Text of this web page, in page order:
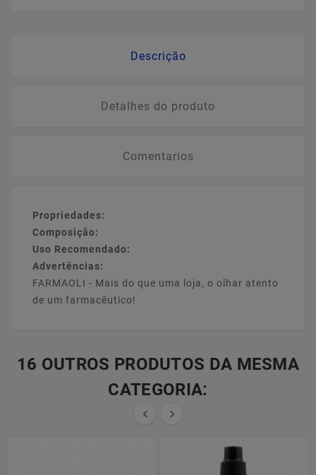
Descrição
Detalhes do produto
Comentarios
Propriedades:
Composição:
Uso Recomendado:
Advertências:
FARMAOLI - Mais do que uma loja, o olhar atento
de um farmacêutico!
16 OUTROS PRODUTOS DA MESMA
CATEGORIA:
 